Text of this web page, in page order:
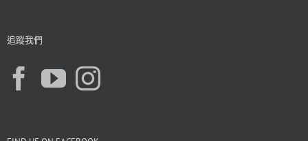
追蹤我們